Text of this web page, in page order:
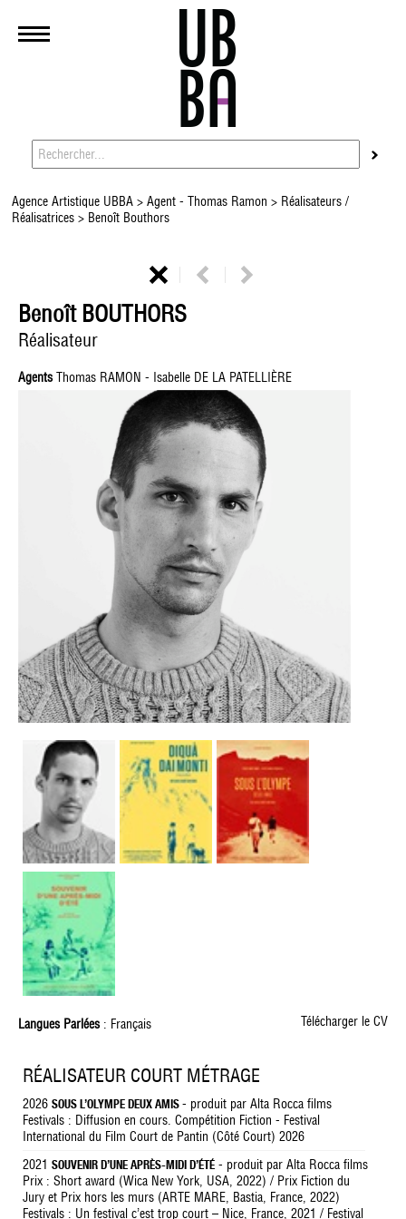
Agence Artistique UBBA>Agent - Thomas Ramon > Réalisateurs /
Réalisatrices> Benoît Bouthors
Benoît BOUTHORS
Réalisateur
AgentsThomas RAMON - Isabelle DE LA PATELLIÈRE
Langues Parlées: Français Télécharger le CV
RÉALISATEUR COURT MÉTRAGE
2026 SOUS L’OLYMPE DEUX AMIS - produit par Alta Rocca films
Festivals : Diffusion en cours. Compétition Fiction - Festival
International du Film Court de Pantin (Côté Court) 2026
2021 SOUVENIR D’UNE APRÈS-MIDI D’ÉTÉ - produit par Alta Rocca films
Prix : Short award (Wica New York, USA, 2022) / Prix Fiction du
Jury et Prix hors les murs (ARTE MARE, Bastia, France, 2022)
Festivals : Un festival c’est trop court – Nice, France, 2021 / Festival